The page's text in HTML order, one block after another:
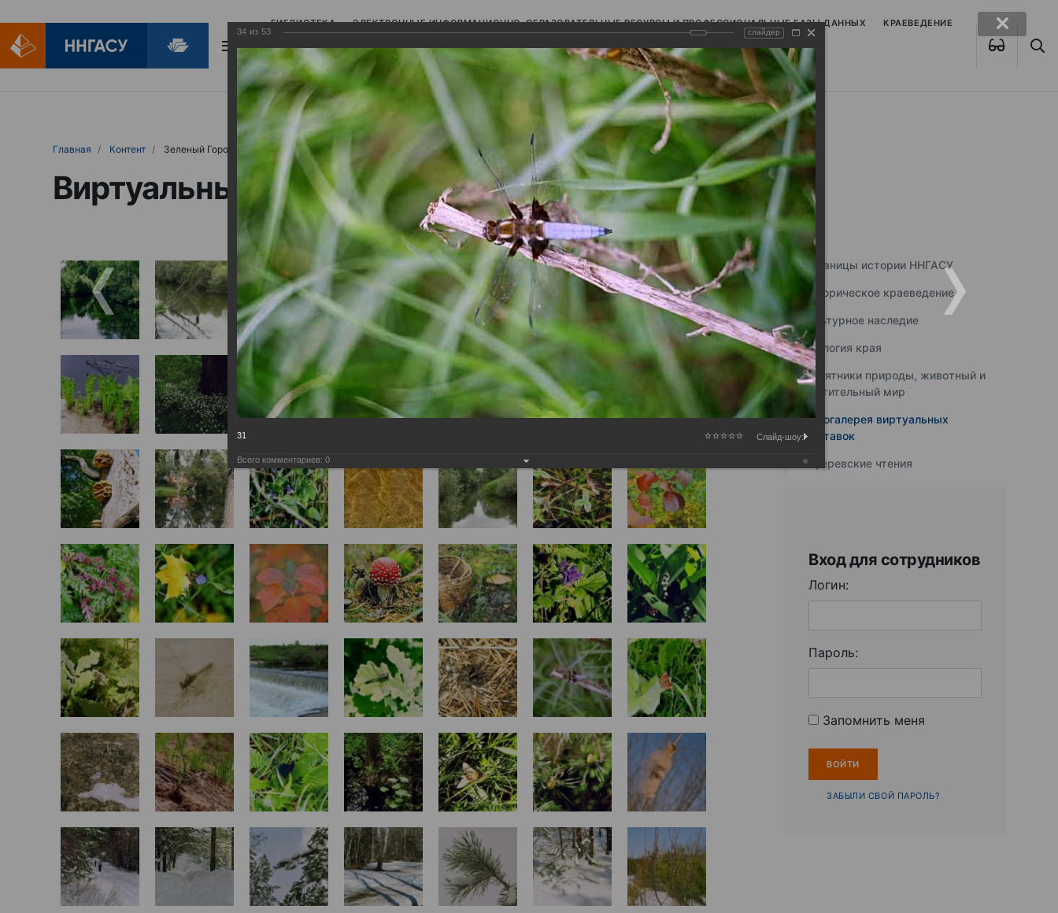
БИБЛИОТЕКА ЭЛЕКТРОННЫЕ ИНФОРМАЦИОННО-ОБРАЗОВАТЕЛЬНЫЕ РЕСУРСЫ И ПРОФЕССИОНАЛЬНЫЕ БАЗЫ ДАННЫХ КРАЕВЕДЕНИЕ
БИБЛИОПОМОЩЬ
Главная Контент Зеленый Город
Виртуальные выставки (фотоальбомы)
Страницы истории ННГАСУ
Историческое краеведение
Культурное наследие
Экология края
Памятники природы, животный и
растительный мир
Фотогалерея виртуальных
выставок
Юферевские чтения
Вход для сотрудников
Логин:
Пароль:
Запомнить меня
ЗАБЫЛИ СВОЙ ПАРОЛЬ?
34 из 53 слайдер
31 Слайд-шоу:
Всего комментариев: 0